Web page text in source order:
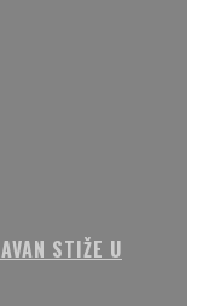
STIŽE U